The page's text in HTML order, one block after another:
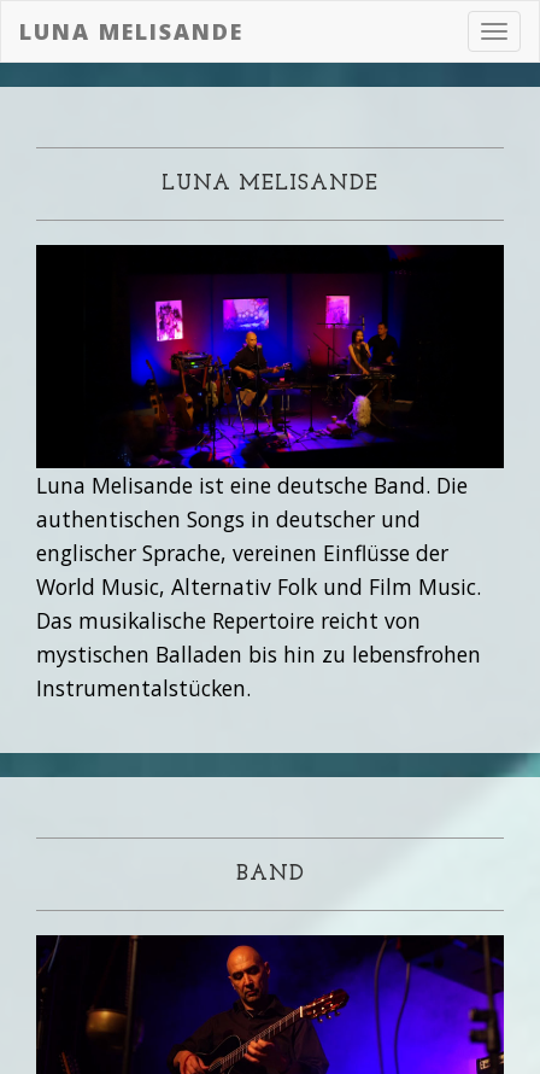
LUNA MELISANDE
LUNA MELISANDE
Luna Melisande ist eine deutsche Band. Die
authentischen Songs in deutscher und
englischer Sprache, vereinen Einflüsse der
World Music, Alternativ Folk und Film Music.
Das musikalische Repertoire reicht von
mystischen Balladen bis hin zu lebensfrohen
Instrumentalstücken.
BAND